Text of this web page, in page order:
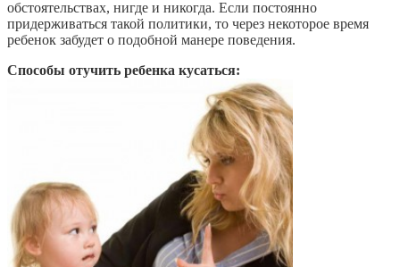
обстоятельствах, нигде и никогда. Если постоянно
придерживаться такой политики, то через некоторое время
ребенок забудет о подобной манере поведения.
Способы отучить ребенка кусаться: